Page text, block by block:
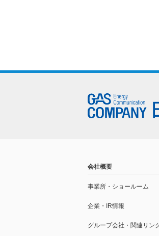
会社概要
事業所・ ショールーム
企業・IR情報
グループ会社・ 関連リン